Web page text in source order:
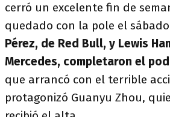
cerró un excelente fin de
quedado con la pole el
Pérez, de Red Bull, y Lewis
Mercedes, completaron el
que arrancó con el terrible
protagonizó Guanyu Zhou,